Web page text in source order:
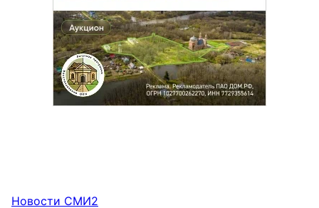
Новости СМИ2